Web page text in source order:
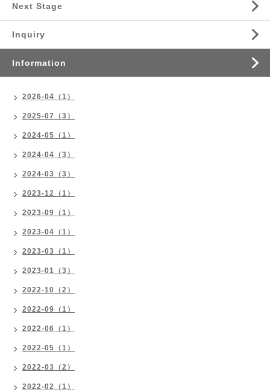
Next Stage
Inquiry
Information
2026-04（1）
2025-07（3）
2024-05（1）
2024-04（3）
2024-03（3）
2023-12（1）
2023-09（1）
2023-04（1）
2023-03（1）
2023-01（3）
2022-10（2）
2022-09（1）
2022-06（1）
2022-05（1）
2022-03（2）
2022-02（1）